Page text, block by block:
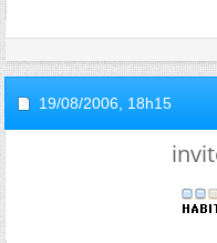
19/08/2006, 18h15